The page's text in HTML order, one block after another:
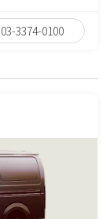
03-3374-0100